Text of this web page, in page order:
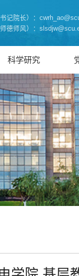
记院长）：
德师风）：
科学研究